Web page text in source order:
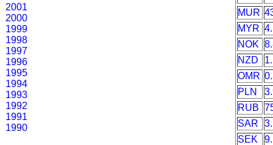
2001
2000
1999
1998
1997
1996
1995
1994
1993
1992
1991
1990
MUR
MYR
NOK
NZD
OMR
PLN
RUB
SAR
SEK